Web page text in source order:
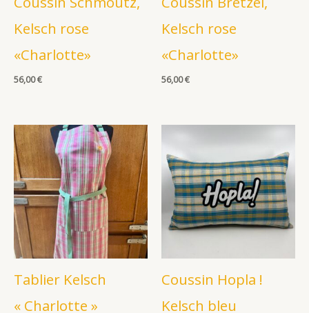
Kelsch rose
«Charlotte»
56,00€
Kelsch rose
«Charlotte»
56,00€
Tablier Kelsch
« Charlotte »
Coussin Hopla !
Kelsch bleu